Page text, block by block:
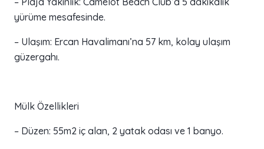
yürüme mesafesinde.
– Ulaşım: Ercan Havalimanı’na 57 km, kolay ulaşım
güzergahı.
Mülk Özellikleri
– Düzen: 55m2 iç alan, 2 yatak odası ve 1 banyo.